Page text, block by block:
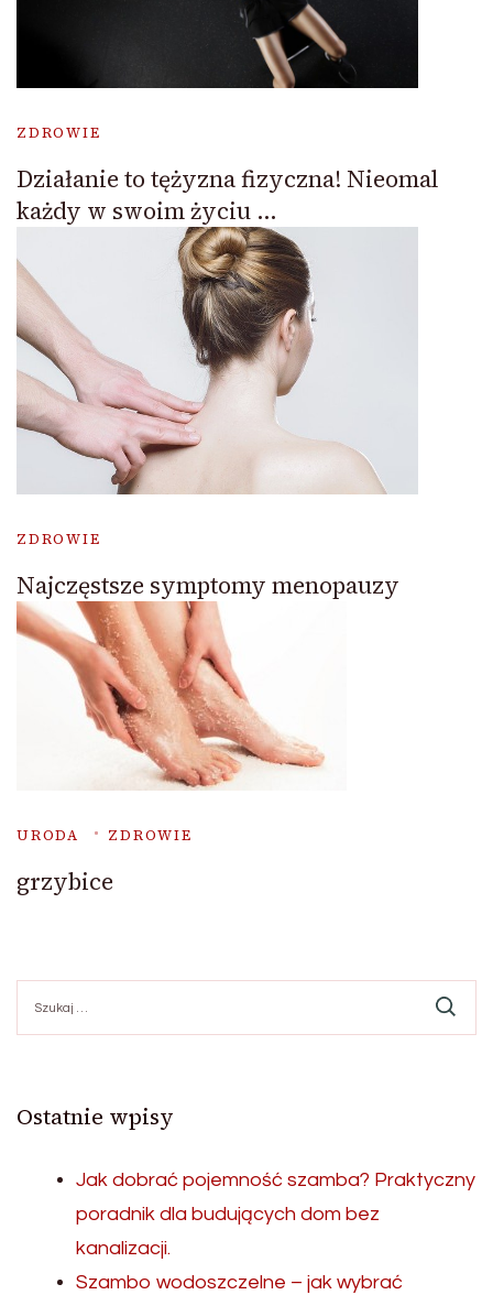
ZDROWIE
Działanie to tężyzna fizyczna! Nieomal
każdy w swoim życiu …
ZDROWIE
Najczęstsze symptomy menopauzy
URODA ZDROWIE
grzybice
Ostatnie wpisy
Jak dobrać pojemność szamba? Praktyczny
poradnik dla budujących dom bez
kanalizacji.
Szambo wodoszczelne – jak wybrać